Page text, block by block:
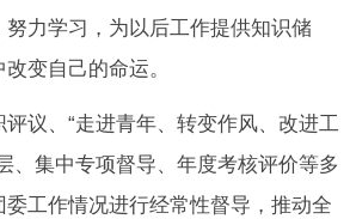
力学习，为以后工作提供知识储
变自己的命运。
议、“走进青年、转变作风、改进工
、集中专项督导、年度考核评价等多
工作情况进行经常性督导，推动全